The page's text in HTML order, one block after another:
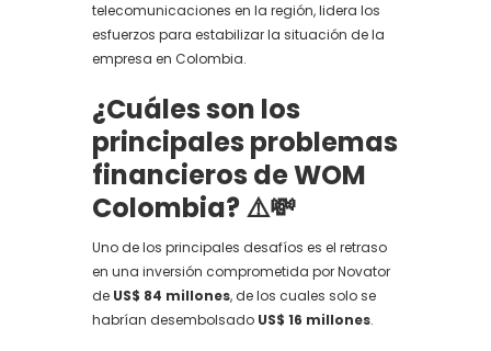
telecomunicaciones en la región, lidera los
esfuerzos para estabilizar la situación de la
empresa en Colombia.
¿Cuáles son los
principales problemas
financieros de WOM
Colombia?⚠️💸
Uno de los principales desafíos es el retraso
en una inversión comprometida por Novator
de US$ 84 millones, de los cuales solo se
habrían desembolsado US$ 16 millones.